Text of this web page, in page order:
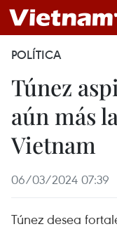
POLÍTICA
Túnez
aún más
Vietnam
06/03/2024 07:39
Túnez desea